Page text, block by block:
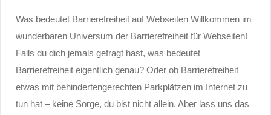
Was bedeutet Barrierefreiheit auf Webseiten Willkommen im
wunderbaren Universum der Barrierefreiheit für Webseiten!
Falls du dich jemals gefragt hast, was bedeutet
Barrierefreiheit eigentlich genau? Oder ob Barrierefreiheit
etwas mit behindertengerechten Parkplätzen im Internet zu
tun hat – keine Sorge, du bist nicht allein. Aber lass uns das